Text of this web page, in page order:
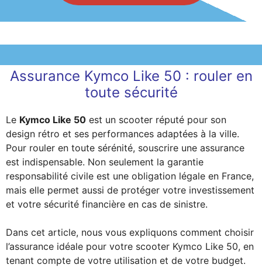
Assurance Kymco Like 50 : rouler en
toute sécurité
Le Kymco Like 50 est un scooter réputé pour son
design rétro et ses performances adaptées à la ville.
Pour rouler en toute sérénité, souscrire une assurance
est indispensable. Non seulement la garantie
responsabilité civile est une obligation légale en France,
mais elle permet aussi de protéger votre investissement
et votre sécurité financière en cas de sinistre.
Dans cet article, nous vous expliquons comment choisir
l’assurance idéale pour votre scooter Kymco Like 50, en
tenant compte de votre utilisation et de votre budget.